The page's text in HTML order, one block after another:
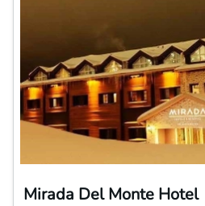
Mirada Del Monte Hotel